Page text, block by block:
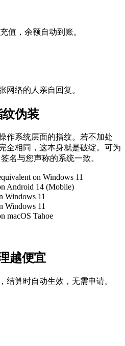
值，余额自动到账。
网络的人亲自回复。
纹伪装
作系统层面的指纹。若不加处
全相同，这本身就是破绽。可为
名与您声称的系统一致。
on Windows 11
Android 14 (Mobile)
Windows 11
Windows 11
macOS Tahoe
越便宜
结算时自动生效，无需申请。